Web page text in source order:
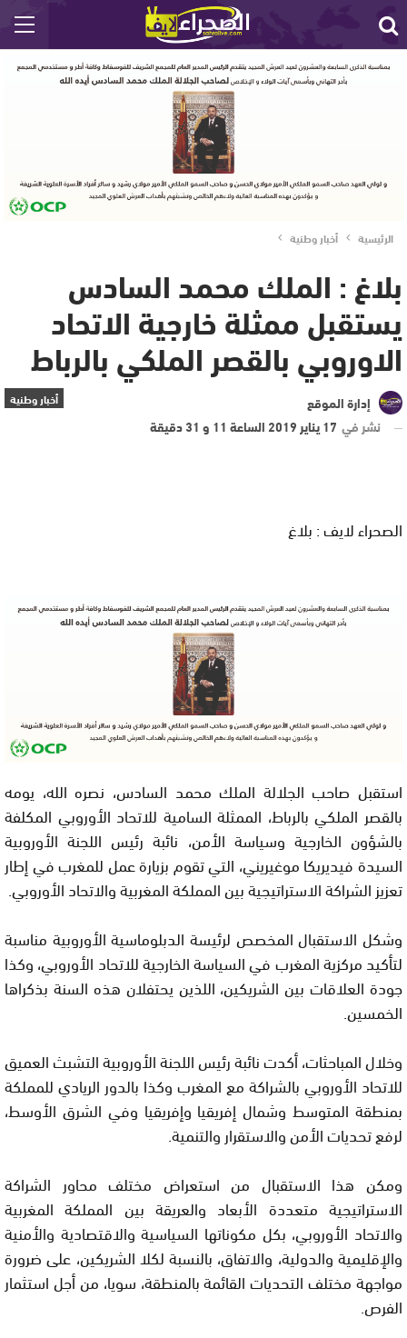
الرئيسية أخبار وطنية
بلاغ : الملك محمد السادس
يستقبل ممثلة خارجية الاتحاد
الاوروبي بالقصر الملكي بالرباط
أخبار وطنية
إدارة الموقع
نشر في 17 يناير 2019 الساعة 11 و 31 دقيقة
الصحراء لايف : بلاغ
استقبل صاحب الجلالة الملك محمد السادس، نصره الله، يومه
بالقصر الملكي بالرباط، الممثلة السامية للاتحاد الأوروبي المكلفة
بالشؤون الخارجية وسياسة الأمن، نائبة رئيس اللجنة الأوروبية
السيدة فيديريكا موغيريني، التي تقوم بزيارة عمل للمغرب في إطار
تعزيز الشراكة الاستراتيجية بين المملكة المغربية والاتحاد الأوروبي.
وشكل الاستقبال المخصص لرئيسة الدبلوماسية الأوروبية مناسبة
لتأكيد مركزية المغرب في السياسة الخارجية للاتحاد الأوروبي، وكذا
جودة العلاقات بين الشريكين، اللذين يحتفلان هذه السنة بذكراها
الخمسين.
وخلال المباحثات، أكدت نائبة رئيس اللجنة الأوروبية التشبث العميق
للاتحاد الأوروبي بالشراكة مع المغرب وكذا بالدور الريادي للمملكة
بمنطقة المتوسط وشمال إفريقيا وإفريقيا وفي الشرق الأوسط،
لرفع تحديات الأمن والاستقرار والتنمية.
ومكن هذا الاستقبال من استعراض مختلف محاور الشراكة
الاستراتيجية متعددة الأبعاد والعريقة بين المملكة المغربية
والاتحاد الأوروبي، بكل مكوناتها السياسية والاقتصادية والأمنية
والإقليمية والدولية، والاتفاق، بالنسبة لكلا الشريكين، على ضرورة
مواجهة مختلف التحديات القائمة بالمنطقة، سويا، من أجل استثمار
الفرص.